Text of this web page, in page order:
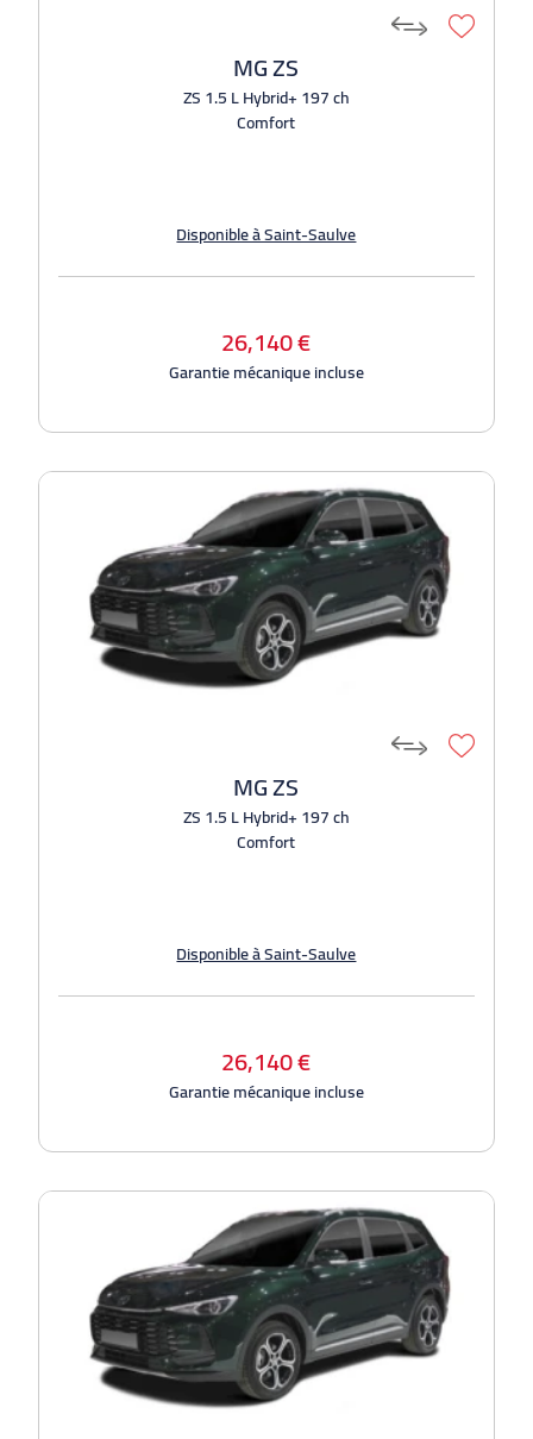
MG ZS
ZS 1.5 L Hybrid+ 197 ch
Comfort
Disponible à Saint-Saulve
26,140 €
Garantie mécanique incluse
MG ZS
ZS 1.5 L Hybrid+ 197 ch
Comfort
Disponible à Saint-Saulve
26,140 €
Garantie mécanique incluse